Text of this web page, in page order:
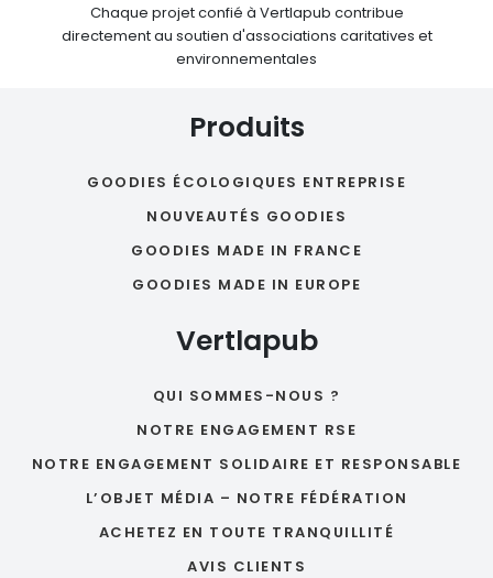
Chaque projet confié à Vertlapub contribue
directement au soutien d'associations caritatives et
environnementales
Produits
GOODIES ÉCOLOGIQUES ENTREPRISE
NOUVEAUTÉS GOODIES
GOODIES MADE IN FRANCE
GOODIES MADE IN EUROPE
Vertlapub
QUI SOMMES-NOUS ?
NOTRE ENGAGEMENT RSE
NOTRE ENGAGEMENT SOLIDAIRE ET RESPONSABLE
L’OBJET MÉDIA – NOTRE FÉDÉRATION
ACHETEZ EN TOUTE TRANQUILLITÉ
AVIS CLIENTS